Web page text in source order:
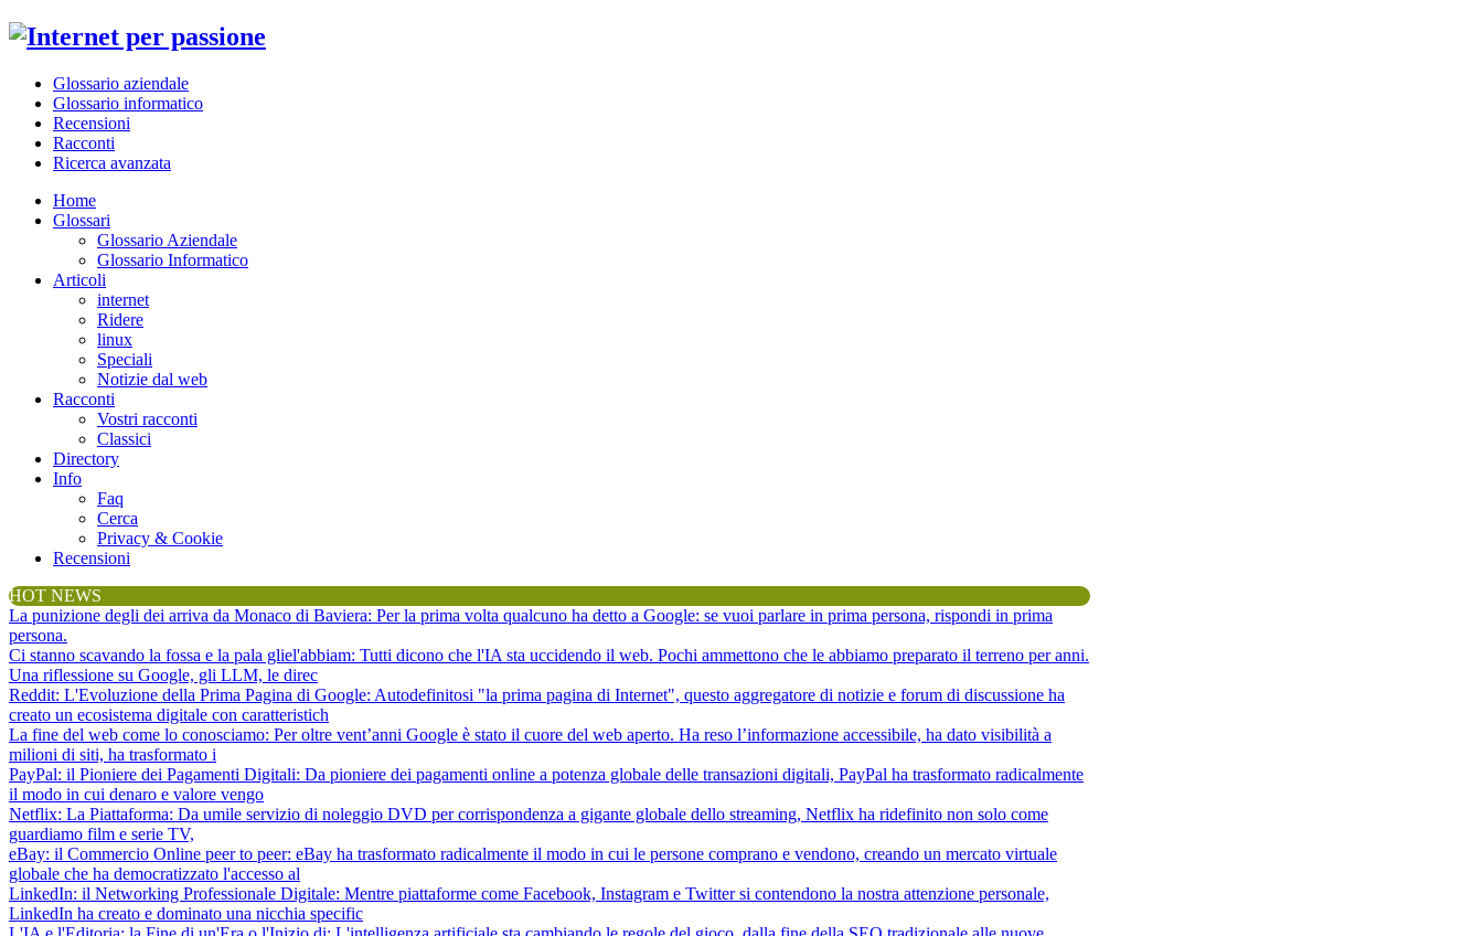
Glossario aziendale
Glossario informatico
Recensioni
Racconti
Ricerca avanzata
Home
Glossari
Glossario Aziendale
Glossario Informatico
Articoli
internet
Ridere
linux
Speciali
Notizie dal web
Racconti
Vostri racconti
Classici
Directory
Info
Faq
Cerca
Privacy & Cookie
Recensioni
HOT NEWS
La punizione degli dei arriva da Monaco di Baviera: Per la prima volta qualcuno ha detto a Google: se vuoi parlare in prima persona, rispondi in prima
persona.
Ci stanno scavando la fossa e la pala gliel'abbiam: Tutti dicono che l'IA sta uccidendo il web. Pochi ammettono che le abbiamo preparato il terreno per anni.
Una riflessione su Google, gli LLM, le direc
Reddit: L'Evoluzione della Prima Pagina di Google: Autodefinitosi "la prima pagina di Internet", questo aggregatore di notizie e forum di discussione ha
creato un ecosistema digitale con caratteristich
La fine del web come lo conosciamo: Per oltre vent’anni Google è stato il cuore del web aperto. Ha reso l’informazione accessibile, ha dato visibilità a
milioni di siti, ha trasformato i
PayPal: il Pioniere dei Pagamenti Digitali: Da pioniere dei pagamenti online a potenza globale delle transazioni digitali, PayPal ha trasformato radicalmente
il modo in cui denaro e valore vengo
Netflix: La Piattaforma: Da umile servizio di noleggio DVD per corrispondenza a gigante globale dello streaming, Netflix ha ridefinito non solo come
guardiamo film e serie TV,
eBay: il Commercio Online peer to peer: eBay ha trasformato radicalmente il modo in cui le persone comprano e vendono, creando un mercato virtuale
globale che ha democratizzato l'accesso al
LinkedIn: il Networking Professionale Digitale: Mentre piattaforme come Facebook, Instagram e Twitter si contendono la nostra attenzione personale,
LinkedIn ha creato e dominato una nicchia specific